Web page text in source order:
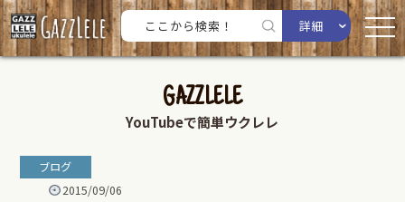
詳細
GAZZLELE
YouTubeで簡単ウクレレ
ブログ
2015/09/06